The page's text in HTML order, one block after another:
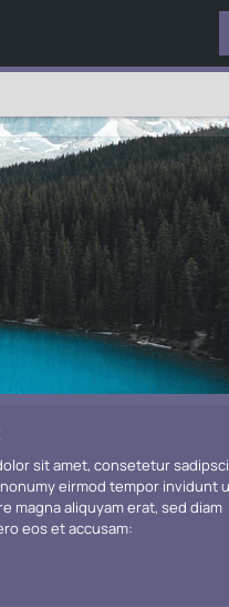
sit amet, consetetur
eirmod tempor invidunt
magna aliquyam erat, sed diam
eos et accusam: